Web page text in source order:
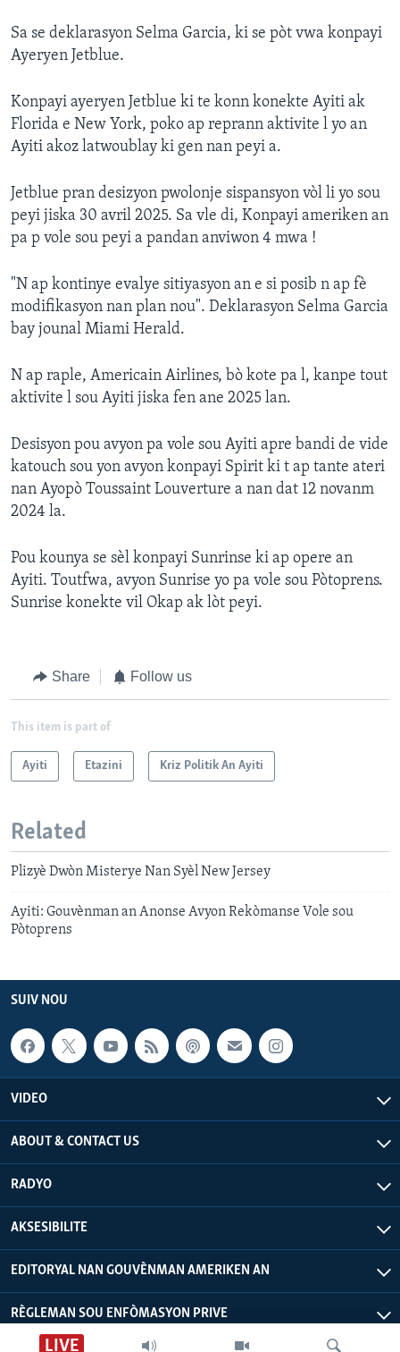
LIVE
Sa se deklarasyon Selma Garcia, ki se pòt vwa konpayi
Ayeryen Jetblue.
Konpayi ayeryen Jetblue ki te konn konekte Ayiti ak
Florida e New York, poko ap reprann aktivite l yo an
Ayiti akoz latwoublay ki gen nan peyi a.
Jetblue pran desizyon pwolonje sispansyon vòl li yo sou
peyi jiska 30 avril 2025. Sa vle di, Konpayi ameriken an
pa p vole sou peyi a pandan anviwon 4 mwa !
"N ap kontinye evalye sitiyasyon an e si posib n ap fè
modifikasyon nan plan nou". Deklarasyon Selma Garcia
bay jounal Miami Herald.
N ap raple, Americain Airlines, bò kote pa l, kanpe tout
aktivite l sou Ayiti jiska fen ane 2025 lan.
Desisyon pou avyon pa vole sou Ayiti apre bandi de vide
katouch sou yon avyon konpayi Spirit ki t ap tante ateri
nan Ayopò Toussaint Louverture a nan dat 12 novanm
2024 la.
Pou kounya se sèl konpayi Sunrinse ki ap opere an
Ayiti. Toutfwa, avyon Sunrise yo pa vole sou Pòtoprens.
Sunrise konekte vil Okap ak lòt peyi.
Share Follow us
This item is part of
Ayiti Etazini Kriz Politik An Ayiti
Related
Plizyè Dwòn Misterye Nan Syèl New Jersey
Ayiti: Gouvènman an Anonse Avyon Rekòmanse Vole sou
Pòtoprens
SUIV NOU
VIDEO
ABOUT & CONTACT US
RADYO
AKSESIBILITE
EDITORYAL NAN GOUVÈNMAN AMERIKEN AN
RÈGLEMAN SOU ENFÒMASYON PRIVE